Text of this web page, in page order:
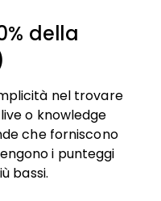
della
nel trovare
o knowledge
che forniscono
i punteggi
bassi.